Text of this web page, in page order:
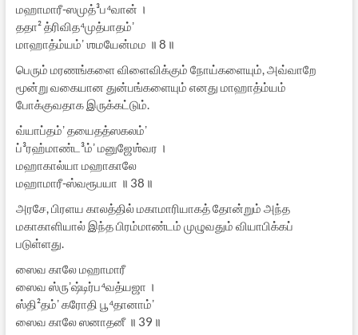
மஹாமாரீ-ஸமுத்³ப⁴வான் ।
ததா² த்ரிவித⁴முத்பாதம்ʼ
மாஹாத்ம்யம்ʼ ஶமயேன்மம ॥ 8॥
பெரும் மரணங்களை விளைவிக்கும் நோய்களையும், அவ்வாறே
மூன்று வகையான துன்பங்களையும் எனது மாஹாத்ம்யம்
போக்குவதாக இருக்கட்டும்.
வ்யாப்தம்ʼ தயைதத்ஸகலம்ʼ
ப்³ரஹ்மாண்ட³ம்ʼ மனுஜேஶ்வர ।
மஹாகால்யா மஹாகாலே
மஹாமாரீ-ஸ்வரூபயா ॥ 38॥
அரசே, பிரளய காலத்தில் மகாமாரியாகத் தோன்றும் அந்த
மகாகாளியால் இந்த பிரம்மாண்டம் முழுவதும் வியாபிக்கப்
படுள்ளது.
ஸைவ காலே மஹாமாரீ
ஸைவ ஸ்ருʼஷ்டிர்ப⁴வத்யஜா ।
ஸ்தி²தம்ʼ கரோதி பூ⁴தானாம்ʼ
ஸைவ காலே ஸனாதனீ ॥ 39॥